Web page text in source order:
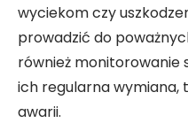
wyciekom czy
prowadzić do
również monitorowanie
ich regularna wymiana,
awarii.